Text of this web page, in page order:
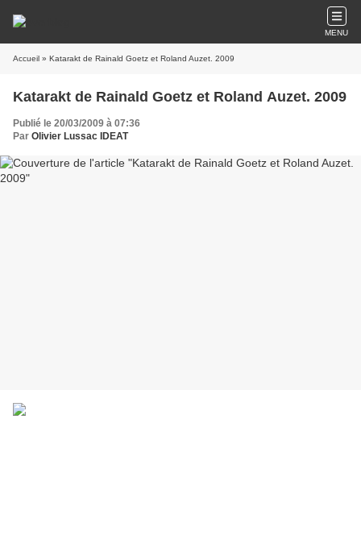
MENU
Accueil » Katarakt de Rainald Goetz et Roland Auzet. 2009
Katarakt de Rainald Goetz et Roland Auzet. 2009
Publié le 20/03/2009 à 07:36
Par Olivier Lussac IDEAT